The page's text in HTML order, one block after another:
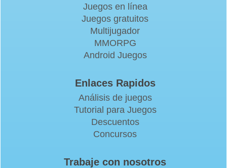
Juegos en línea
Juegos gratuitos
Multijugador
MMORPG
Android Juegos
Enlaces Rapidos
Análisis de juegos
Tutorial para Juegos
Descuentos
Concursos
Trabaje con nosotros